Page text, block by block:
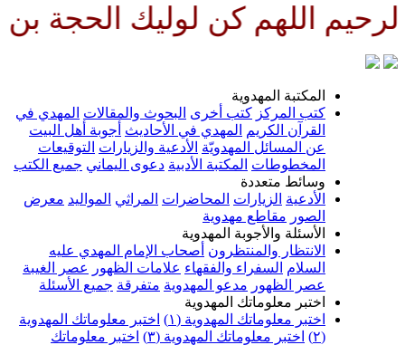
اللهم كن لوليك الحجة بن
المكتبة المهدوية
كتب المركز كتب أخرى البحوث والمقالات المهدي في
القرآن الكريم
المهدي في الأحاديث أجوبة أهل البيت
عن المسائل المهدويّة الأدعية والزيارات التوقيعات
المخطوطات المكتبة الأدبية دعوى اليماني جميع الكتب
وسائط متعددة
الأدعية الزيارات المحاضرات المراثي المواليد معرض
الصور مقاطع مهدوية
الأسئلة والأجوبة المهدوية
الانتظار والمنتظرون أصحاب الإمام المهدي عليه
السلام السفراء والفقهاء علامات الظهور
عصر الغيبة
عصر الظهور مدعو المهدوية متفرقة جميع الأسئلة
اختبر معلوماتك المهدوية
اختبر معلوماتك المهدوية (١)
اختبر معلوماتك المهدوية
(٢)
اختبر معلوماتك المهدوية (٣)
اختبر معلوماتك